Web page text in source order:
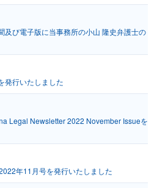
び電子版に当事務所の小山 隆史弁護士の
発行いたしました
Legal Newsletter 2022 November Issueを
年11月号を発行いたしました